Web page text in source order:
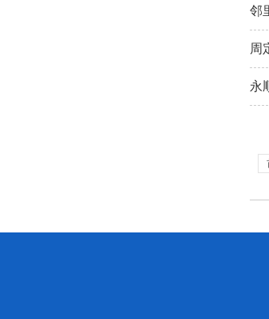
邻
周
永